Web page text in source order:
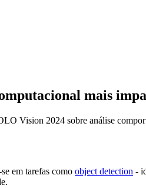
mais
Vision 2024 sobre análise
em tarefas como object detection -